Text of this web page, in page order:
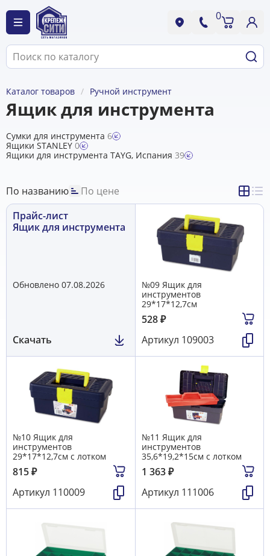
0
Каталог товаров Ручной инструмент
Ящик для инструмента
Сумки для инструмента 6
Ящики STANLEY 0
Ящики для инструмента TAYG, Испания 39
По названию
По цене
Прайс-лист
Ящик для инструмента
Обновлено 07.08.2026
Скачать
№09 Ящик для
инструментов
29*17*12,7см
528₽
Артикул 109003
№10 Ящик для
инструментов
29*17*12,7см с лотком
815₽
Артикул 110009
№11 Ящик для
инструментов
35,6*19,2*15см с лотком
1 363₽
Артикул 111006